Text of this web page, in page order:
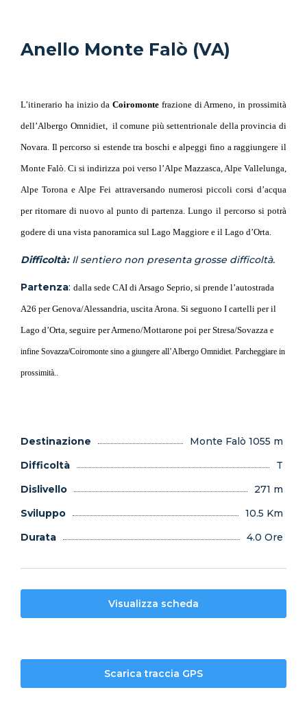
Anello Monte Falò (VA)
L’itinerario ha inizio daCoiromonte frazione di Armeno, in prossimità
dell’Albergo Omnidiet, il comune più settentrionale della provincia di
Novara. Il percorso si estende tra boschi e alpeggi fino a raggiungere il
Monte Falò. Ci si indirizza poi verso l’Alpe Mazzasca, Alpe Vallelunga,
Alpe Torona e Alpe Fei attraversando numerosi piccoli corsi d’acqua
per ritornare di nuovo al punto di partenza. Lungo il percorso si potrà
godere di una vista panoramica sul Lago Maggiore e il Lago d’Orta.
Difficoltà:Il sentiero non presenta grosse difficoltà.
Partenza: dalla sede CAI di Arsago Seprio, si prende l’autostrada
A26 per Genova/Alessandria, uscita Arona. Si seguono I cartelli per il
Lago d’Orta, seguire per Armeno/Mottarone poi per Stresa/Sovazza e
infine Sovazza/Coiromonte sino a giungere all’Albergo Omnidiet. Parcheggiare in
prossimità..
Destinazione
Monte Falò 1055 m
Difficoltà
T
Dislivello
271 m
Sviluppo
10.5 Km
Durata
4.0 Ore
Visualizza scheda
Scarica traccia GPS